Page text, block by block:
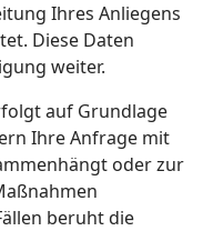
Ihres Anliegens
Diese Daten
weiter.
auf Grundlage
Ihre Anfrage mit
oder zur
beruht die